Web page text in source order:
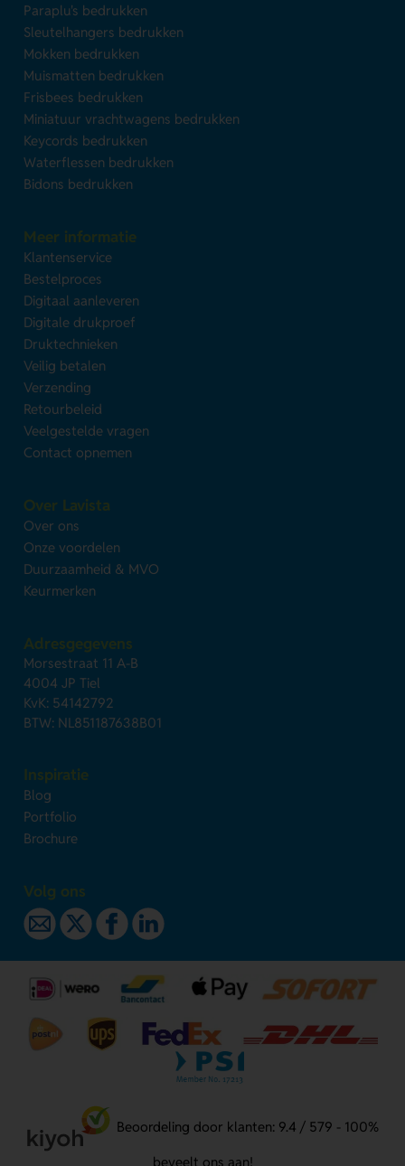
Paraplu's bedrukken
Sleutelhangers bedrukken
Mokken bedrukken
Muismatten bedrukken
Frisbees bedrukken
Miniatuur vrachtwagens bedrukken
Keycords bedrukken
Waterflessen bedrukken
Bidons bedrukken
Meer informatie
Klantenservice
Bestelproces
Digitaal aanleveren
Digitale drukproef
Druktechnieken
Veilig betalen
Verzending
Retourbeleid
Veelgestelde vragen
Contact opnemen
Over Lavista
Over ons
Onze voordelen
Duurzaamheid & MVO
Keurmerken
Adresgegevens
Morsestraat 11 A-B
4004 JP Tiel
KvK: 54142792
BTW: NL851187638B01
Inspiratie
Blog
Portfolio
Brochure
Volg ons
Beoordeling door klanten: 9.4 / 579 - 100%
beveelt ons aan!